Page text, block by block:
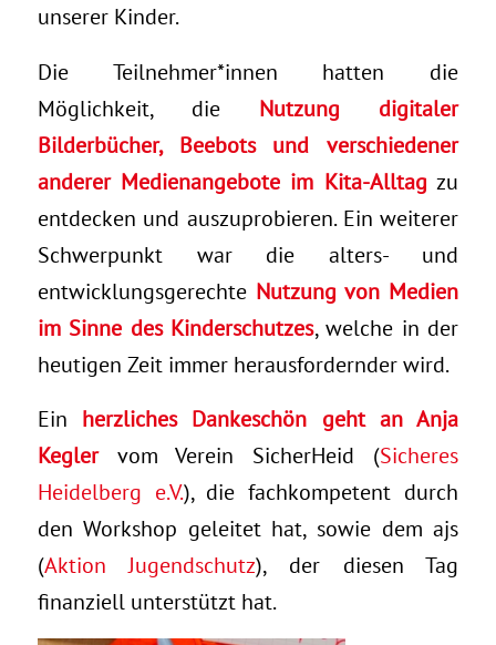
unserer Kinder.
Die Teilnehmer*innen hatten die
Möglichkeit, die Nutzung digitaler
Bilderbücher, Beebots und verschiedener
anderer Medienangebote im Kita-Alltag zu
entdecken und auszuprobieren. Ein weiterer
Schwerpunkt war die alters- und
entwicklungsgerechte Nutzung von Medien
im Sinne des Kinderschutzes, welche in der
heutigen Zeit immer herausfordernder wird.
Ein herzliches Dankeschön geht an Anja
Keglervom Verein SicherHeid (Sicheres
Heidelberg e.V.), die fachkompetent durch
den Workshop geleitet hat, sowie dem ajs
(Aktion Jugendschutz), der diesen Tag
finanziell unterstützt hat.